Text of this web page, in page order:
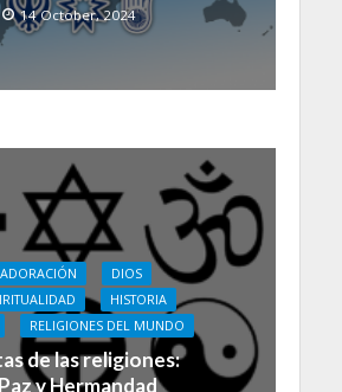
14 October, 2024
ADORACIÓN
DIOS
HISTORIA
RELIGIONES DEL MUNDO
de las religiones:
Paz y Hermandad